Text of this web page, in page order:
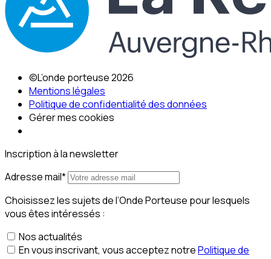
©L’onde porteuse 2026
Mentions légales
Politique de confidentialité des données
Gérer mes cookies
Inscription à la newsletter
Adresse mail*
Choisissez les sujets de l’Onde Porteuse pour lesquels
vous êtes intéressés :
Nos actualités
En vous inscrivant, vous acceptez notrePolitique de